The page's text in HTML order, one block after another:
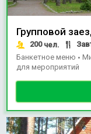
Групповой
200чел.
Банкетное меню •
для мероприятий